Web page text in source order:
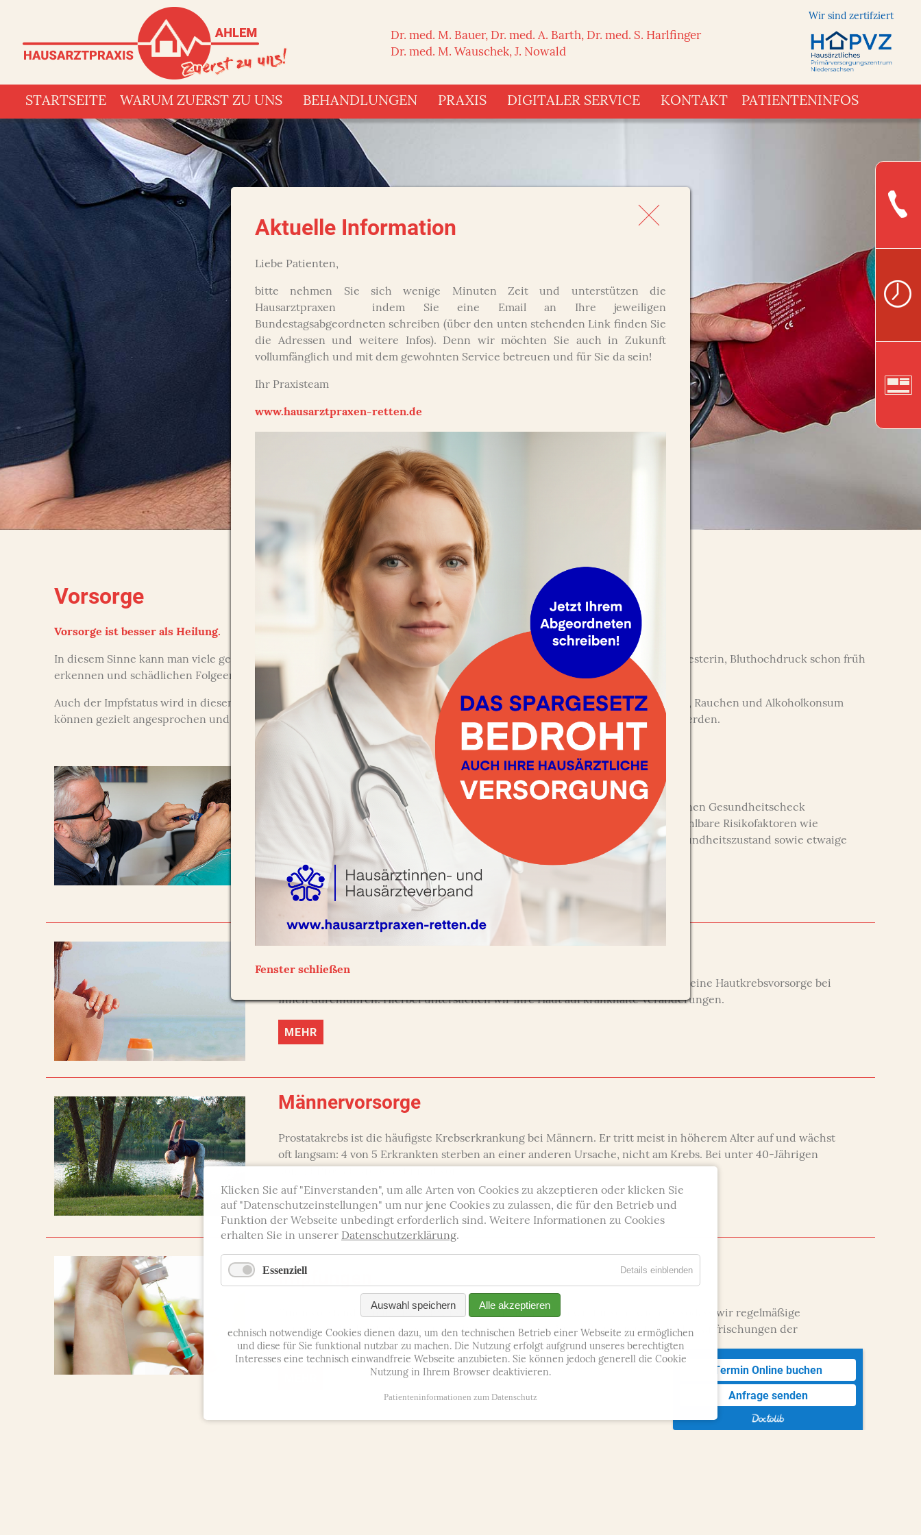
Dr. med. M. Bauer, Dr. med. A. Barth, Dr. med. S. Harlfinger
Dr. med. M. Wauschek, J. Nowald
Wir sind zertifziert
überspringen
STARTSEITE WARUM ZUERST ZU UNS BEHANDLUNGEN PRAXIS DIGITALER SERVICE KONTAKT PATIENTENINFOS
Aktuelle Information
Liebe Patienten,
bitte nehmen Sie sich wenige Minuten Zeit und unterstützen die
Hausarztpraxen indem Sie eine Email an Ihre jeweiligen
Bundestagsabgeordneten schreiben (über den unten stehenden Link finden Sie
die Adressen und weitere Infos). Denn wir möchten Sie auch in Zukunft
vollumfänglich und mit dem gewohnten Service betreuen und für Sie da sein!
Ihr Praxisteam
www.hausarztpraxen-retten.de
Fenster schließen
Vorsorge
Vorsorge
Vorsorge ist besser als Heilung.
In diesem Sinne kann man viele gesundheitsschädigende Faktoren und auch Krankheiten wie Diabetes mellitus, hohes Cholesterin, Bluthochdruck schon früh
erkennen und schädlichen Folgeerkrankungen entgegentreten.
Auch der Impfstatus wird in diesem Rahmen überprüft. Krankmachende Lebensumstände wie Stress, mangelnde Bewegung, Rauchen und Alkoholkonsum
können gezielt angesprochen und eine gemeinsame Strategie zur Verbesserung Ihrer allgemeinen Gesundheit erarbeitet werden.
Allgemeine Gesundheitsvorsorge (Check Up)
Einmalig zwischen 18-35 Jahren und danach alle 3 Jahre dürfen wir bei Ihnen einen Gesundheitscheck
durchführen, welcher der Vorsorge dient. Hier untersuchen wir Sie auf nicht fühlbare Risikofaktoren wie
Diabetes, Cholesterinerhöhung oder Bluthochdruck und besprechen Ihren Gesundheitszustand sowie etwaige
Risikofaktoren ( z.B. Übergewicht, Rauchen).
MEHR
Hautkrebsvorsorge
Ab einem Alter von 35 Jahren können wir alle 2 Jahre zulasten der Krankenkasse eine Hautkrebsvorsorge bei
Ihnen durchführen. Hierbei untersuchen wir Ihre Haut auf krankhafte Veränderungen.
MEHR
Männervorsorge
Prostatakrebs ist die häufigste Krebserkrankung bei Männern. Er tritt meist in höherem Alter auf und wächst
oft langsam: 4 von 5 Erkrankten sterben an einer anderen Ursache, nicht am Krebs. Bei unter 40-Jährigen
MEHR
Impfungen
Einen vollständigen Impfschutz unserer Patienten halten wir für sehr wichtig, sodass wir regelmäßige
Kontrollen der Impfausweise in der Praxis empfehlen. Vielen Patienten fehlen die Auffrischungen der
sogenannten Standardimpfungen.
Termin Online buchen
Anfrage senden
Klicken Sie auf "Einverstanden", um alle Arten von Cookies zu akzeptieren oder klicken Sie
auf "Datenschutzeinstellungen" um nur jene Cookies zu zulassen, die für den Betrieb und
Funktion der Webseite unbedingt erforderlich sind. Weitere Informationen zu Cookies
erhalten Sie in unserer Datenschutzerklärung.
Essenziell Details einblenden
Auswahl speichern Alle akzeptieren
echnisch notwendige Cookies dienen dazu, um den technischen Betrieb einer Webseite zu ermöglichen
und diese für Sie funktional nutzbar zu machen. Die Nutzung erfolgt aufgrund unseres berechtigten
Interesses eine technisch einwandfreie Webseite anzubieten. Sie können jedoch generell die Cookie
Nutzung in Ihrem Browser deaktivieren.
Patienteninformationen zum Datenschutz